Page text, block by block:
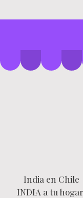
India en Chile
INDIA a tu